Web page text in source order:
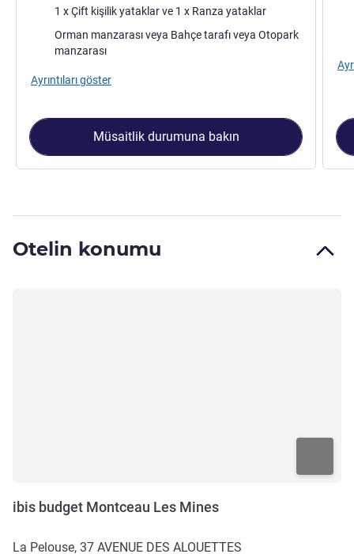
1 x Çift kişilik yataklar ve 1 x Ranza yataklar
Manzara:Orman manzarası veya Bahçe tarafı veya Otopark
manzarası
Ayrıntıları göster
Müsaitlik durumuna bakın
Otelin konumu
ibis budget Montceau Les Mines
La Pelouse, 37 AVENUE DES ALOUETTES